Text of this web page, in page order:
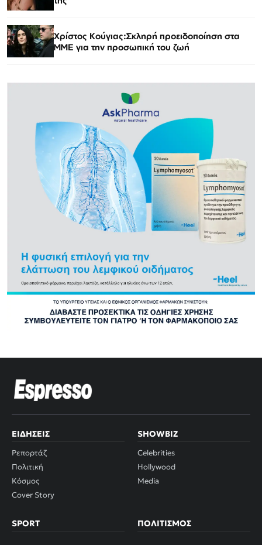
Χρίστος Κούγιας:Σκληρή προειδοποίηση στα
ΜΜΕ για την προσωπική του ζωή
ΕΙΔΉΣΕΙΣ
Ρεπορτάζ
Πολιτική
Κόσμος
Cover Story
SHOWBIZ
Celebrities
Hollywood
Media
SPORT ΠΟΛΙΤΙΣΜΌΣ